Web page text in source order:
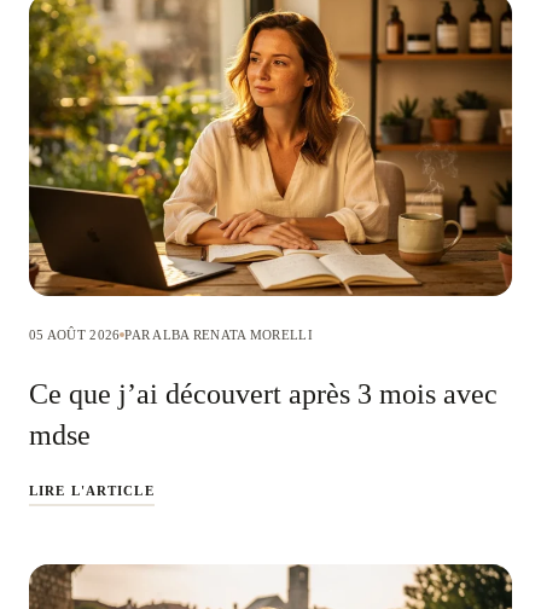
05 AOÛT 2026 PAR ALBA RENATA MORELLI
Ce que j’ai découvert après 3 mois avec
mdse
LIRE L'ARTICLE